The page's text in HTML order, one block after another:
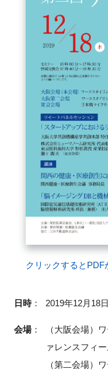
イベントお知らせメール
クリックするとPDF
日時： 2019年12月18
会場：
（大阪会場）
ァレンスフィ
（第二会場）